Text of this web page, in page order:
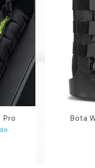
Pro Bota